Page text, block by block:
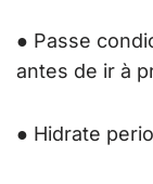
● Passe
antes de ir à
● Hidrate